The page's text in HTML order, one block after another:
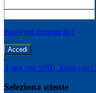
Password dimenticata?
-
Entra con SPID Entra con
Seleziona utente